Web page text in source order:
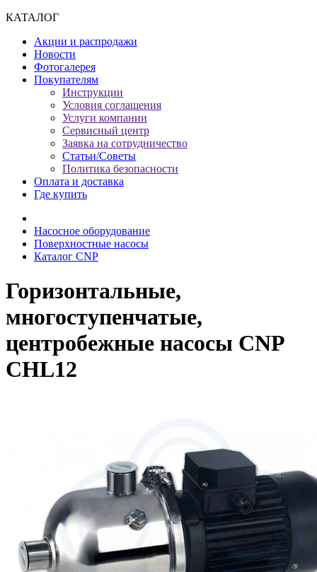
КАТАЛОГ
Акции и распродажи
Новости
Фотогалерея
Покупателям
Инструкции
Условия соглашения
Услуги компании
Сервисный центр
Заявка на сотрудничество
Статьи/Советы
Политика безопасности
Оплата и доставка
Где купить
Насосное оборудование
Поверхностные насосы
Каталог CNP
Горизонтальные,
многоступенчатые,
центробежные насосы CNP
CHL12